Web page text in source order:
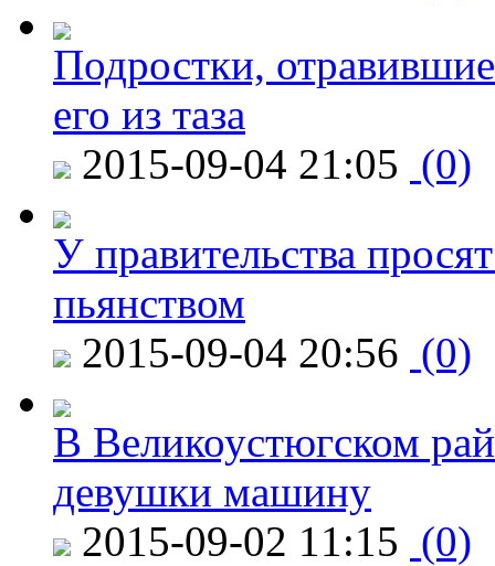
Подростки,
его из таза
2015-09-04 21:05 (0)
У правительства
пьянством
2015-09-04 20:56 (0)
В Великоустюгском
девушки машину
2015-09-02 11:15 (0)